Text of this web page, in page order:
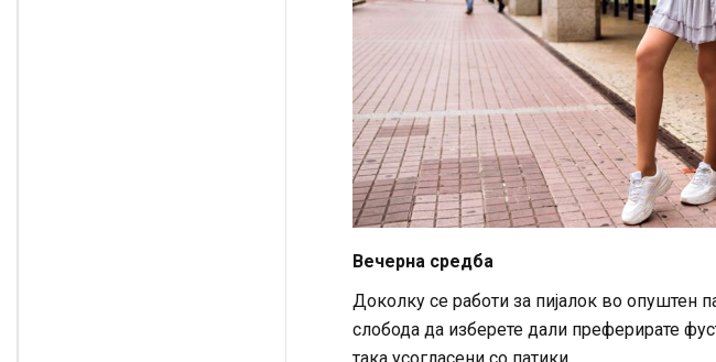
Вечерна средба
Доколку се работи за пијалок во опуштен
слобода да изберете дали преферирате